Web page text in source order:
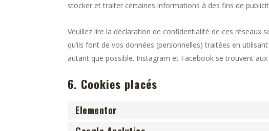
stocker et traiter certaines informations à des fins de
Veuillez lire la déclaration de confidentialité de ces réseaux
qu’ils font de vos données (personnelles) traitées en
autant que possible. Instagram et Facebook se trouvent aux
6. Cookies placés
Elementor